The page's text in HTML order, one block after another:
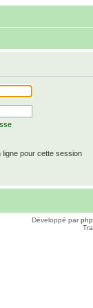
pour cette session
Développé par